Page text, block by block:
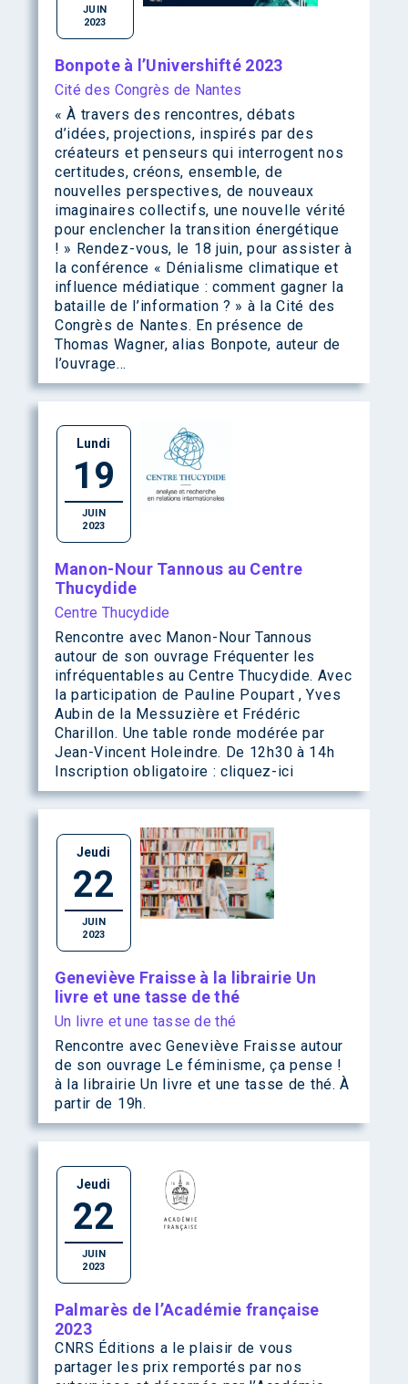
Bonpote à l’Univershifté 2023
Cité des Congrès de Nantes
« À travers des rencontres, débats
d’idées, projections, inspirés par des
créateurs et penseurs qui interrogent nos
certitudes, créons, ensemble, de
nouvelles perspectives, de nouveaux
imaginaires collectifs, une nouvelle vérité
pour enclencher la transition énergétique
! » Rendez-vous, le 18 juin, pour assister à
la conférence « Dénialisme climatique et
influence médiatique : comment gagner la
bataille de l’information ? » à la Cité des
Congrès de Nantes. En présence de
Thomas Wagner, alias Bonpote, auteur de
l’ouvrage…
JUIN
2023
Manon-Nour Tannous au Centre
Thucydide
Centre Thucydide
Rencontre avec Manon-Nour Tannous
autour de son ouvrage Fréquenter les
infréquentables au Centre Thucydide. Avec
la participation de Pauline Poupart , Yves
Aubin de la Messuzière et Frédéric
Charillon. Une table ronde modérée par
Jean-Vincent Holeindre. De 12h30 à 14h
Inscription obligatoire : cliquez-ici
Lundi
19
JUIN
2023
Geneviève Fraisse à la librairie Un
livre et une tasse de thé
Un livre et une tasse de thé
Rencontre avec Geneviève Fraisse autour
de son ouvrage Le féminisme, ça pense !
à la librairie Un livre et une tasse de thé. À
partir de 19h.
Jeudi
22
JUIN
2023
Palmarès de l’Académie française
2023
CNRS Éditions a le plaisir de vous
partager les prix remportés par nos
Jeudi
22
JUIN
2023